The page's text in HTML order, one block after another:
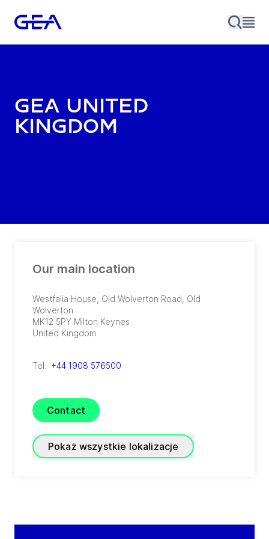
GEA United
Kingdom
Our main location
Westfalia House, Old Wolverton Road, Old
Wolverton
MK12 5PY Milton Keynes
United Kingdom
Tel: +44 1908 576500
Contact
Pokaż wszystkie lokalizacje